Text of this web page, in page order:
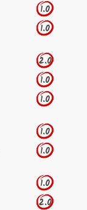
1.0
1.0
2.0
1.0
1.0
1.0
1.0
1.0
2.0